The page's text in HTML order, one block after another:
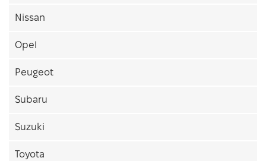
Nissan
Opel
Peugeot
Subaru
Suzuki
Toyota